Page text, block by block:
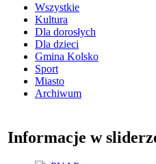
Wszystkie
Kultura
Dla dorosłych
Dla dzieci
Gmina Kolsko
Sport
Miasto
Archiwum
Informacje w